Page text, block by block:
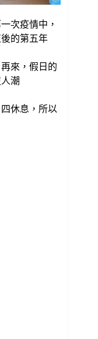
次疫情中，
的第五年
來，假日的
潮
休息，所以